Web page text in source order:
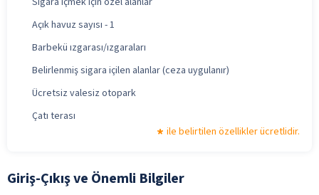
Açık havuz sayısı - 1
Barbekü ızgarası/ızgaraları
Belirlenmiş sigara içilen alanlar (ceza uygulanır)
Ücretsiz valesiz otopark
Çatı terası
ile belirtilen özellikler ücretlidir.
Giriş-Çıkış ve Önemli Bilgiler